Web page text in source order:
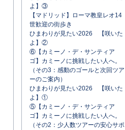
よ】③
【マドリッド】ローマ教皇レオ14
世歓迎の街歩き
ひまわりが見たい2026 【咲いた
よ】②
⑥【カミーノ・デ・サンティア
ゴ】カミーノに挑戦したい人へ。
（その3：感動のゴールと次回ツア
ーのご案内）
ひまわりが見たい2026 【咲いた
よ】①
⑤【カミーノ・デ・サンティア
ゴ】カミーノに挑戦したい人へ。
（その2：少人数ツアーの安心サポ